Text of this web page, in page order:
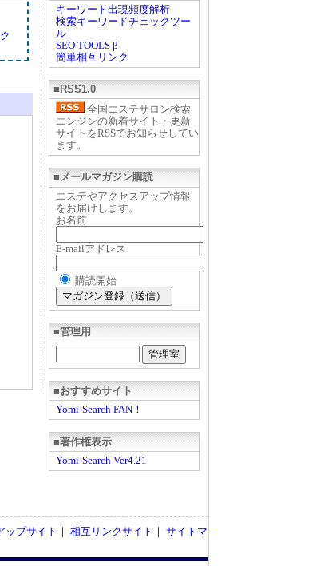
キーワード出現頻度解析
検索キーワードチェックツー
ル
SEO TOOLS β
簡単相互リンク
■RSS1.0
全国エステサロン検索
エンジンの新着サイト・更新
サイトをRSSでお知らせしてい
ます。
■メールマガジン購読
エステやアクセスアップ情報
をお届けします。
お名前
E-mailアドレス
購読開始
■管理用
■おすすめサイト
Yomi-Search FAN！
■著作権表示
Yomi-Search Ver4.21
ップサイト ｜ 相互リンクサイト ｜ サイトマ